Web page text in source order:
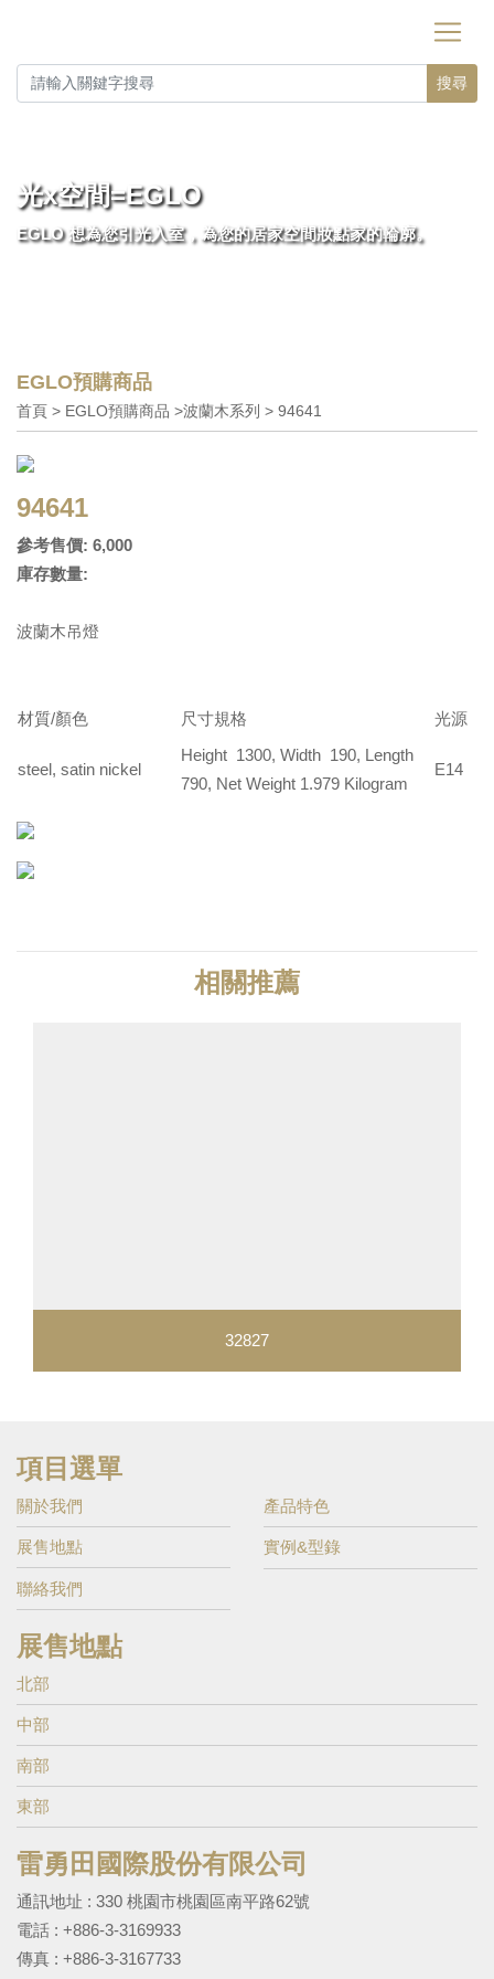
搜尋
光x空間=EGLO
EGLO 想為您引光入室，為您的居家空間妝點家的輪廓。
EGLO預購商品
首頁 > EGLO預購商品 >波蘭木系列 > 94641
94641
參考售價: 6,000
庫存數量:
波蘭木吊燈
材質/顏色 尺寸規格 光源
steel, satin nickel
Height 1300, Width 190, Length
790, Net Weight 1.979 Kilogram
E14
相關推薦
32827
項目選單
關於我們 產品特色
展售地點 實例&型錄
聯絡我們
展售地點
北部
中部
南部
東部
雷勇田國際股份有限公司
通訊地址 : 330 桃園市桃園區南平路62號
電話 : +886-3-3169933
傳真 : +886-3-3167733